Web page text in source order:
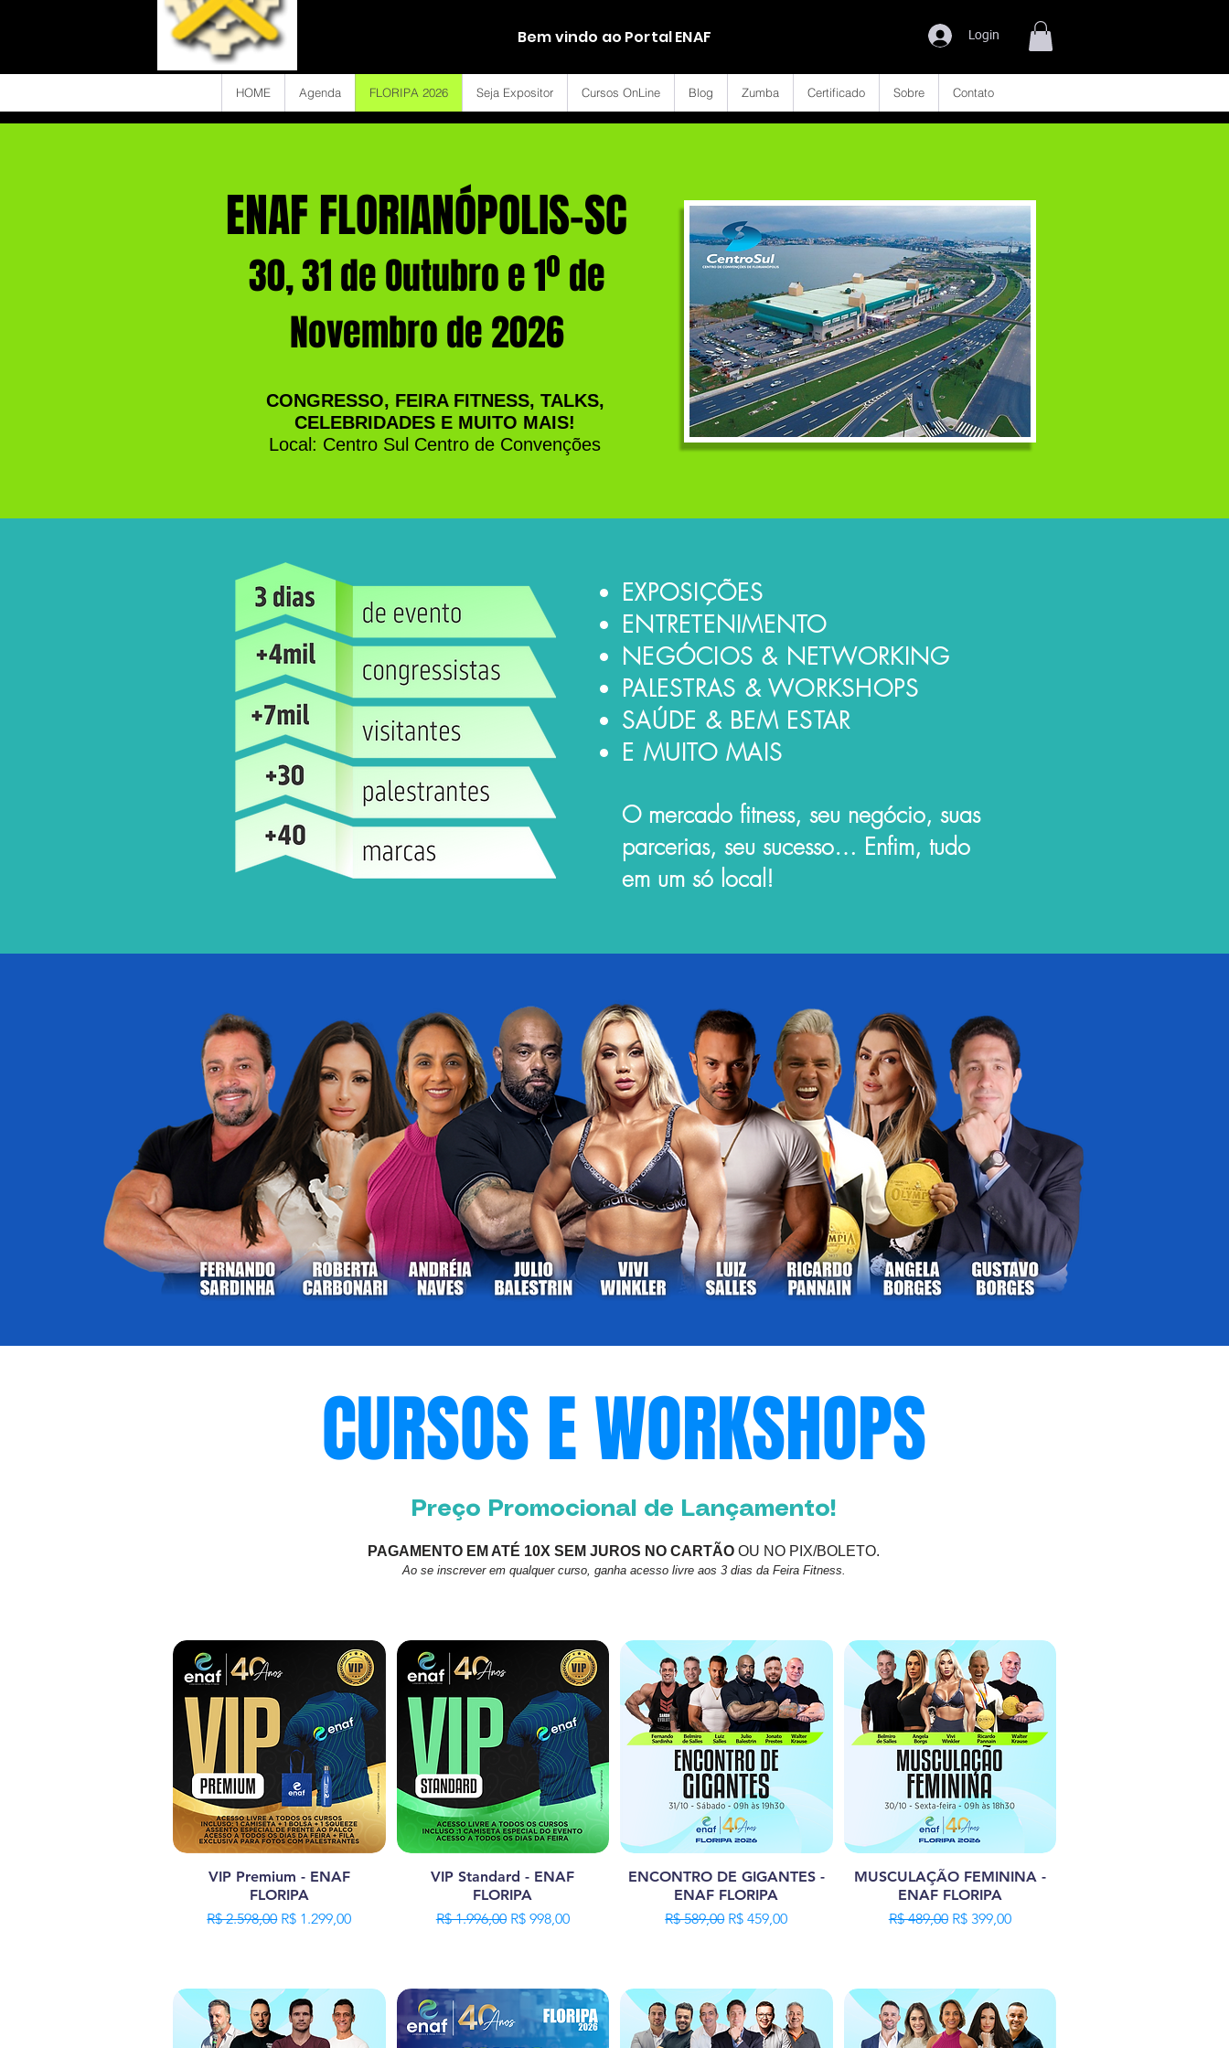
Bem vindo ao Portal ENAF Login
HOME Agenda FLORIPA 2026 Seja Expositor Cursos OnLine Blog Zumba Certificado Sobre Contato
ENAF FLORIANÓPOLIS-SC
30, 31 de Outubro e 1º de
Novembro de 2026
CONGRESSO, FEIRA FITNESS, TALKS,
CELEBRIDADES E MUITO MAIS!
Local: Centro Sul Centro de Convenções
EXPOSIÇÕES
ENTRETENIMENTO
NEGÓCIOS & NETWORKING
PALESTRAS & WORKSHOPS
SAÚDE & BEM ESTAR
E MUITO MAIS
O mercado fitness, seu negócio, suas
parcerias, seu sucesso… Enfim, tudo
em um só local!​
CURSOS E WORKSHOPS
Preço Promocional de Lançamento!
PAGAMENTO EM ATÉ 10X SEM JUROS NO CARTÃO OU NO PIX/BOLETO.
Ao se inscrever em qualquer curso, ganha acesso livre aos 3 dias da Feira Fitness.
VIP Premium - ENAF
FLORIPA
Preço normal
R$ 2.598,00 Preço promocional
R$ 1.299,00
VIP Standard - ENAF
FLORIPA
Preço normal
R$ 1.996,00 Preço promocional
R$ 998,00
ENCONTRO DE GIGANTES -
ENAF FLORIPA
Preço normal
R$ 589,00 Preço promocional
R$ 459,00
MUSCULAÇÃO FEMININA -
ENAF FLORIPA
Preço normal
R$ 489,00 Preço promocional
R$ 399,00